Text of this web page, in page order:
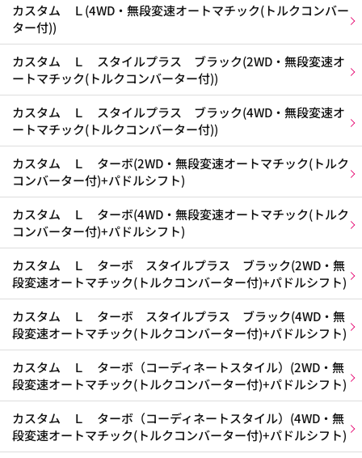
カスタム Ｌ(4WD・無段変速オートマチック(トルクコンバー
ター付))
カスタム Ｌ スタイルプラス ブラック(2WD・無段変速オ
ートマチック(トルクコンバーター付))
カスタム Ｌ スタイルプラス ブラック(4WD・無段変速オ
ートマチック(トルクコンバーター付))
カスタム Ｌ ターボ(2WD・無段変速オートマチック(トルク
コンバーター付)+パドルシフト)
カスタム Ｌ ターボ(4WD・無段変速オートマチック(トルク
コンバーター付)+パドルシフト)
カスタム Ｌ ターボ スタイルプラス ブラック(2WD・無
段変速オートマチック(トルクコンバーター付)+パドルシフト)
カスタム Ｌ ターボ スタイルプラス ブラック(4WD・無
段変速オートマチック(トルクコンバーター付)+パドルシフト)
カスタム Ｌ ターボ（コーディネートスタイル）(2WD・無
段変速オートマチック(トルクコンバーター付)+パドルシフト)
カスタム Ｌ ターボ（コーディネートスタイル）(4WD・無
段変速オートマチック(トルクコンバーター付)+パドルシフト)